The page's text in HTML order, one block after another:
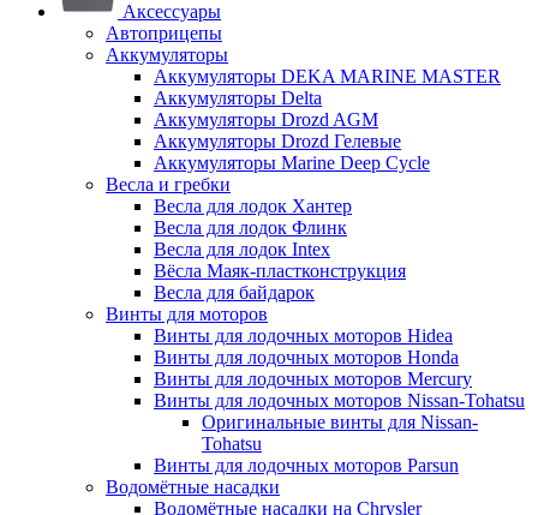
Аксессуары
Автоприцепы
Аккумуляторы
Аккумуляторы DEKA MARINE MASTER
Аккумуляторы Delta
Аккумуляторы Drozd AGM
Аккумуляторы Drozd Гелевые
Аккумуляторы Marine Deep Cycle
Весла и гребки
Весла для лодок Хантер
Весла для лодок Флинк
Весла для лодок Intex
Вёсла Маяк-пластконструкция
Весла для байдарок
Винты для моторов
Винты для лодочных моторов Hidea
Винты для лодочных моторов Honda
Винты для лодочных моторов Mercury
Винты для лодочных моторов Nissan-Tohatsu
Оригинальные винты для Nissan-
Tohatsu
Винты для лодочных моторов Parsun
Водомётные насадки
Водомётные насадки на Chrysler